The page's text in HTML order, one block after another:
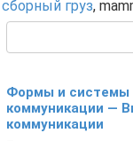
груз,
Формы и системы
коммуникации —
коммуникации